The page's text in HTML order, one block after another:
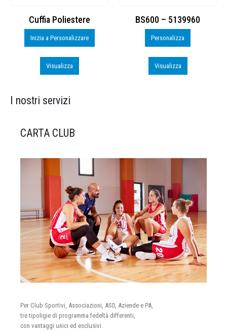
Cuffia Poliestere
Inizia a Personalizzare
Visualizza
BS600 – 5139960
Personalizza
Visualizza
I nostri servizi
CARTA CLUB
Per Club Sportivi, Associazioni, ASD, Aziende e PA,
tre tipoligie di programma fedeltà differenti,
con vantaggi unici ed esclusivi.